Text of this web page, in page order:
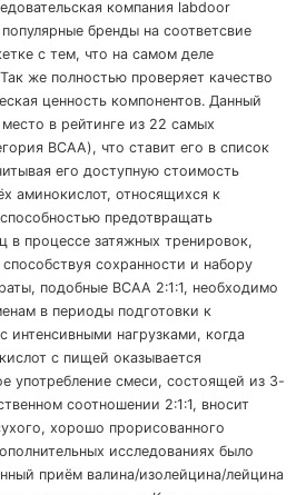
компания labdoor
бренды на соответсвие
с тем, что на самом деле
же полностью проверяет качество
ценность компонентов. Данный
в рейтинге из 22 самых
BCAA), что ставит его в список
его доступную стоимость
аминокислот, относящихся к
предотвращать
в процессе затяжных тренировок,
сохранности и набору
подобные BCAA 2:1:1, необходимо
в периоды подготовки к
интенсивными нагрузками, когда
с пищей оказывается
употребление смеси, состоящей из 3-
соотношении 2:1:1, вносит
хорошо прорисованного
исследованиях было
приём валина/изолейцина/лейцина